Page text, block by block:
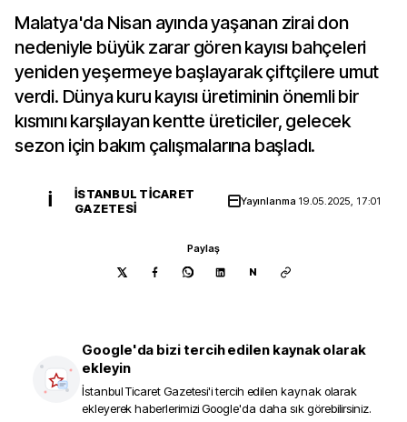
Malatya'da Nisan ayında yaşanan zirai don
nedeniyle büyük zarar gören kayısı bahçeleri
yeniden yeşermeye başlayarak çiftçilere umut
verdi. Dünya kuru kayısı üretiminin önemli bir
kısmını karşılayan kentte üreticiler, gelecek
sezon için bakım çalışmalarına başladı.
İ
İSTANBUL TICARET
GAZETESI
Yayınlanma 19.05.2025, 17:01
Paylaş
N
Google'da bizi tercih edilen kaynak olarak
ekleyin
İstanbul Ticaret Gazetesi'i tercih edilen kaynak olarak
ekleyerek haberlerimizi Google'da daha sık görebilirsiniz.